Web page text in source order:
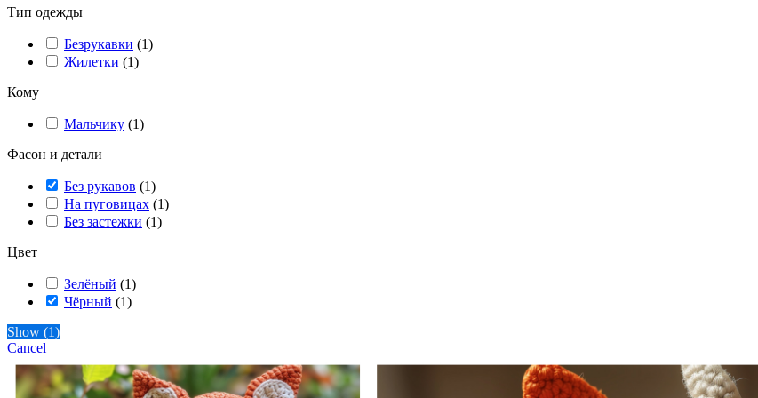
Тип одежды
Безрукавки (1)
Жилетки (1)
Кому
Мальчику (1)
Фасон и детали
Без рукавов (1)
На пуговицах (1)
Без застежки (1)
Цвет
Зелёный (1)
Чёрный (1)
Show (1)
Cancel